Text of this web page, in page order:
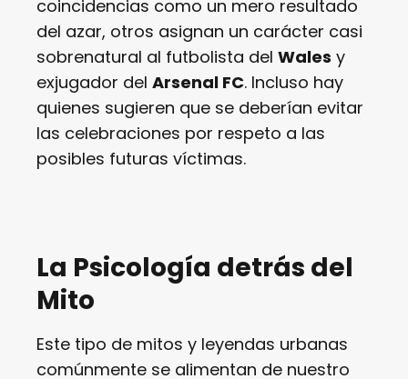
coincidencias como un mero resultado
del azar, otros asignan un carácter casi
sobrenatural al futbolista del Wales y
exjugador del Arsenal FC. Incluso hay
quienes sugieren que se deberían evitar
las celebraciones por respeto a las
posibles futuras víctimas.
La Psicología detrás del
Mito
Este tipo de mitos y leyendas urbanas
comúnmente se alimentan de nuestro